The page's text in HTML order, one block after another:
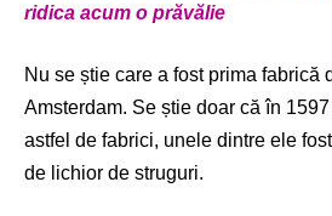
ridica acum o prăvălie
Nu se știe care a fost prima fabrică
Amsterdam. Se știe doar că în
astfel de fabrici, unele dintre ele
de lichior de struguri.